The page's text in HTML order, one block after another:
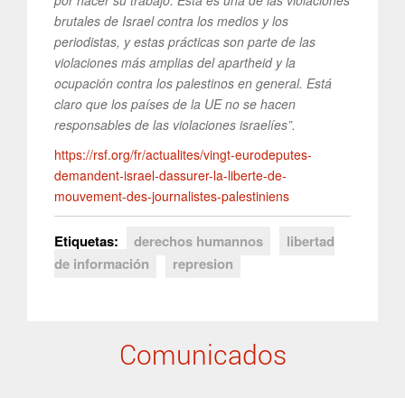
brutales de Israel contra los medios y los
periodistas, y estas prácticas son parte de las
violaciones más amplias del apartheid y la
ocupación contra los palestinos en general. Está
claro que los países de la UE no se hacen
responsables de las violaciones israelíes”.
https://rsf.org/fr/actualites/vingt-eurodeputes-
demandent-israel-dassurer-la-liberte-de-
mouvement-des-journalistes-palestiniens
Etiquetas: derechos humannos
libertad
de información
represion
Comunicados